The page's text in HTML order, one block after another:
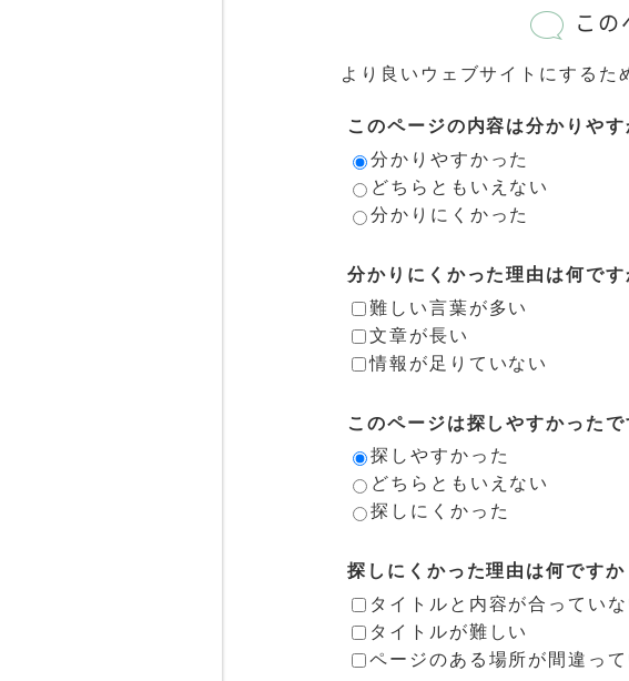
こ
より良いウェブサイトにする
このページの内容は分かりや
分かりやすかった
どちらともいえない
分かりにくかった
分かりにくかった理由は何です
難しい言葉が多い
文章が長い
情報が足りていない
このページは探しやすかった
探しやすかった
どちらともいえない
探しにくかった
探しにくかった理由は何ですか
タイトルと内容が合っていな
タイトルが難しい
ページのある場所が間違って